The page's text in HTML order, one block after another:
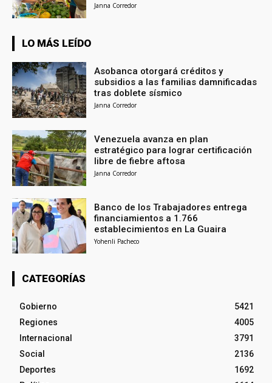
Janna Corredor
LO MÁS LEÍDO
Asobanca otorgará créditos y
subsidios a las familias damnificadas
tras doblete sísmico
Janna Corredor
Venezuela avanza en plan
estratégico para lograr certificación
libre de fiebre aftosa
Janna Corredor
Banco de los Trabajadores entrega
financiamientos a 1.766
establecimientos en La Guaira
Yohenli Pacheco
CATEGORÍAS
Gobierno
5421
Regiones
4005
Internacional
3791
Social
2136
Deportes
1692